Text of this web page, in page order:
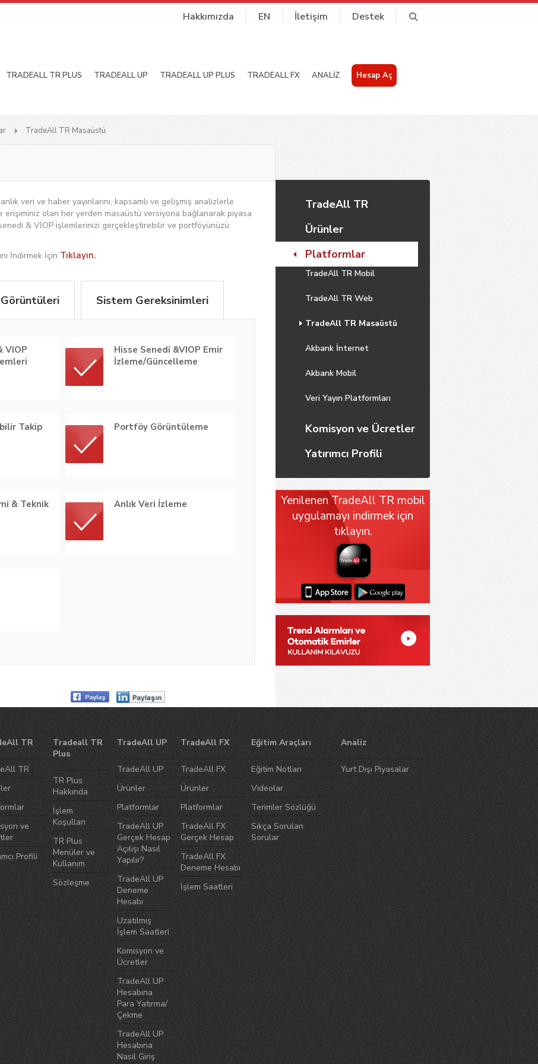
Hakkımızda EN İletişim Destek
TRADEALL TR PLUS TRADEALL UP TRADEALL UP PLUS TRADEALL FX ANALİZ Hesap Aç
TradeAll TR Masaüstü
veri ve haber yayınlarını, kapsamlı ve gelişmiş analizlerle
olan her yerden masaüstü versiyona bağlanarak piyasa
& VİOP işlemlerinizi gerçekleştirebilir ve portföyünüzü
İndirmek İçin Tıklayın.
Görüntüleri Sistem Gereksinimleri
VIOP
Hisse Senedi &VIOP Emir
İzleme/Güncelleme
Takip
Portföy Görüntüleme
& Teknik
Anlık Veri İzleme
TradeAll TR
Ürünler
Platformlar
TradeAll TR Mobil
TradeAll TR Web
TradeAll TR Masaüstü
Akbank İnternet
Akbank Mobil
Veri Yayın Platformları
Komisyon ve Ücretler
Yatırımcı Profili
Yenilenen TradeAll TR mobil
uygulamayı indirmek için
tıklayın.
TR
TR
ve
Profili
Tradeall TR
Plus
TR Plus
Hakkında
İşlem
Koşulları
TR Plus
Menüler ve
Kullanım
Sözleşme
TradeAll UP
TradeAll UP
Ürünler
Platformlar
TradeAll UP
Gerçek Hesap
Açılışı Nasıl
Yapılır?
TradeAll UP
Deneme
Hesabı
Uzatılmış
İşlem Saatleri
Komisyon ve
Ücretler
TradeAll UP
Hesabına
Para Yatırma/
Çekme
TradeAll UP
Hesabına
Nasıl Giriş
TradeAll FX
TradeAll FX
Ürünler
Platformlar
TradeAll FX
Gerçek Hesap
TradeAll FX
Deneme Hesabı
İşlem Saatleri
Eğitim Araçları
Eğitim Notları
Videolar
Terimler Sözlüğü
Sıkça Sorulan
Sorular
Analiz
Yurt Dışı Piyasalar